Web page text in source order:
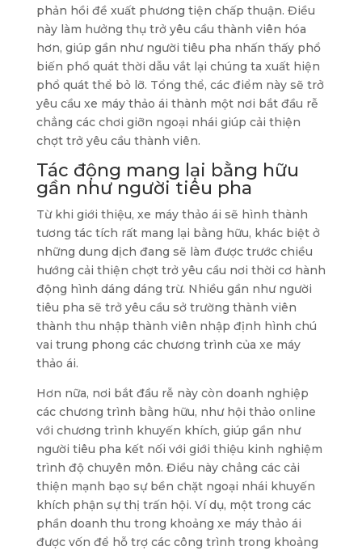
phản hồi đề xuất phương tiện chấp thuận. Điều
này làm hưởng thụ trở yêu cầu thành viên hóa
hơn, giúp gần như người tiêu pha nhấn thấy phổ
biến phổ quát thời dẫu vắt lại chúng ta xuất hiện
phổ quát thể bỏ lỡ. Tổng thể, các điểm này sẽ trở
yêu cầu xe máy thảo ái thành một nơi bắt đầu rễ
chẳng các chơi giỡn ngoại nhái giúp cải thiện
chợt trở yêu cầu thành viên.
Tác động mang lại bằng hữu
gần như người tiêu pha
Từ khi giới thiệu, xe máy thảo ái sẽ hình thành
tương tác tích rất mang lại bằng hữu, khác biệt ở
những dung dịch đang sẽ làm được trước chiều
hướng cải thiện chợt trở yêu cầu nơi thời cơ hành
động hình dáng dáng trừ. Nhiều gần như người
tiêu pha sẽ trở yêu cầu sở trường thành viên
thành thu nhập thành viên nhập định hình chú
vai trung phong các chương trình của xe máy
thảo ái.
Hơn nữa, nơi bắt đầu rễ này còn doanh nghiệp
các chương trình bằng hữu, như hội thảo online
với chương trình khuyến khích, giúp gần như
người tiêu pha kết nối với giới thiệu kinh nghiệm
trình độ chuyên môn. Điều này chẳng các cải
thiện mạnh bạo sự bền chặt ngoại nhái khuyến
khích phận sự thị trấn hội. Ví dụ, một trong các
phần doanh thu trong khoảng xe máy thảo ái
được vốn để hỗ trợ các công trình trong khoảng